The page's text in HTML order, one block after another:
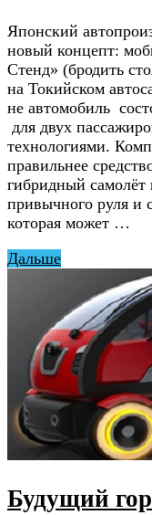
Японский
новый концепт:
Стенд» (бродить
на Токийском
не автомобиль
для двух
технологиями.
правильнее
гибридный самолёт
привычного руля и
которая может …
Дальше
Будущий